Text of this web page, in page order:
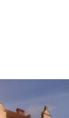
obligacje?